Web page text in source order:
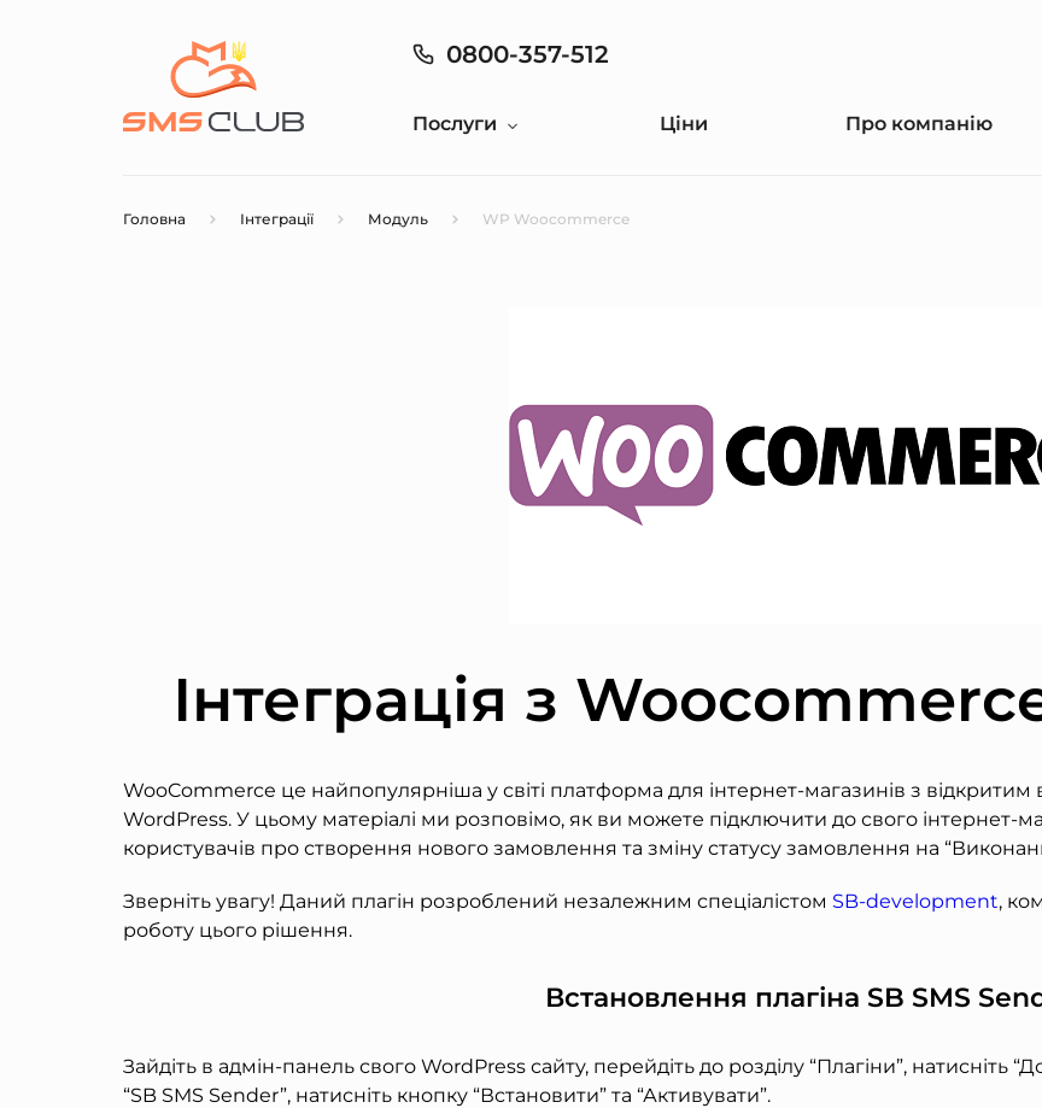
0800-357-512
Послуги Ціни Про компанію
Головна Інтеграції Модуль WP Woocommerce
Інтеграція з
WooCommerce це найпопулярніша у світі платформа для інтернет-магазинів з відкритим
WordPress. У цьому матеріалі ми розповімо, як ви можете підключити до свого інтернет-
користувачів про створення нового замовлення та зміну статусу замовлення на
Зверніть увагу! Даний плагін розроблений незалежним спеціалістом SB-development,
роботу цього рішення.
Встановлення плагіна SB SMS
Зайдіть в адмін-панель свого WordPress сайту, перейдіть до розділу “Плагіни”, натисніть
“SB SMS Sender”, натисніть кнопку “Встановити” та “Активувати”.